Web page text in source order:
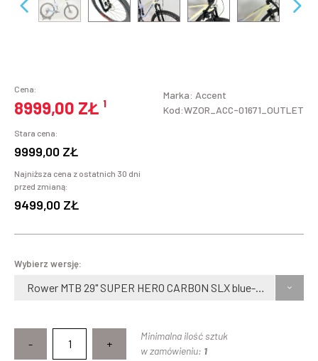
Cena:
8999,00 ZŁ ¹
Stara cena:
9999,00 ZŁ
Najniższa cena z ostatnich 30 dni
przed zmianą:
9499,00 ZŁ
Marka: Accent
Kod:WZOR_ACC-01671_OUTLET
Wybierz wersję:
- +
Minimalna ilość sztuk
w zamówieniu: 1